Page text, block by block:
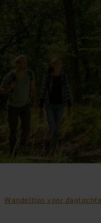
Wandeltips voor